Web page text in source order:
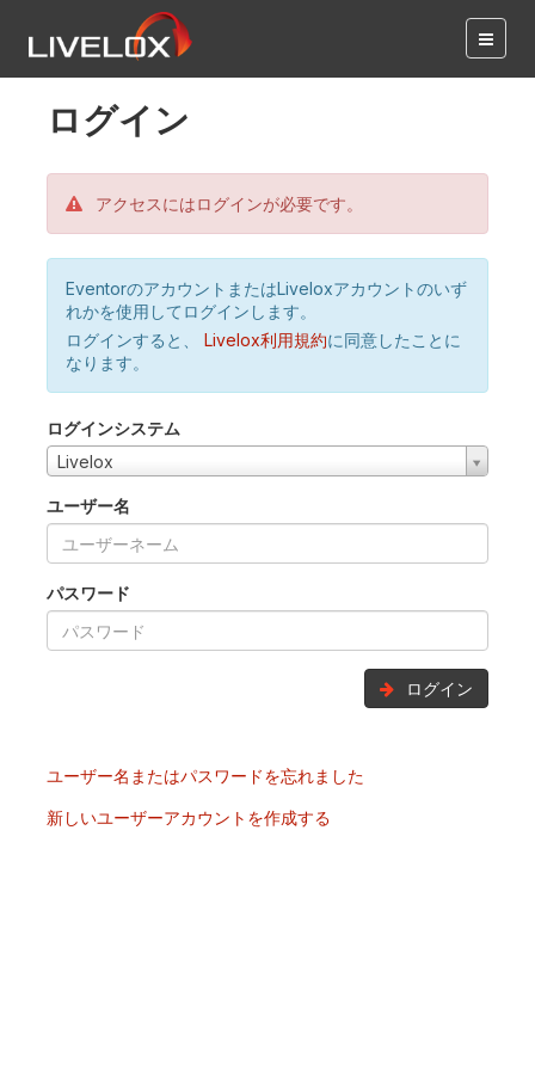
ログイン
アクセスにはログインが必要です。
EventorのアカウントまたはLiveloxアカウントのいず
れかを使用してログインします。
ログインすると、
Livelox利用規約に同意したことに
なります。
ログインシステム
Livelox
ユーザー名
パスワード
ログイン
ユーザー名またはパスワードを忘れました
新しいユーザーアカウントを作成する